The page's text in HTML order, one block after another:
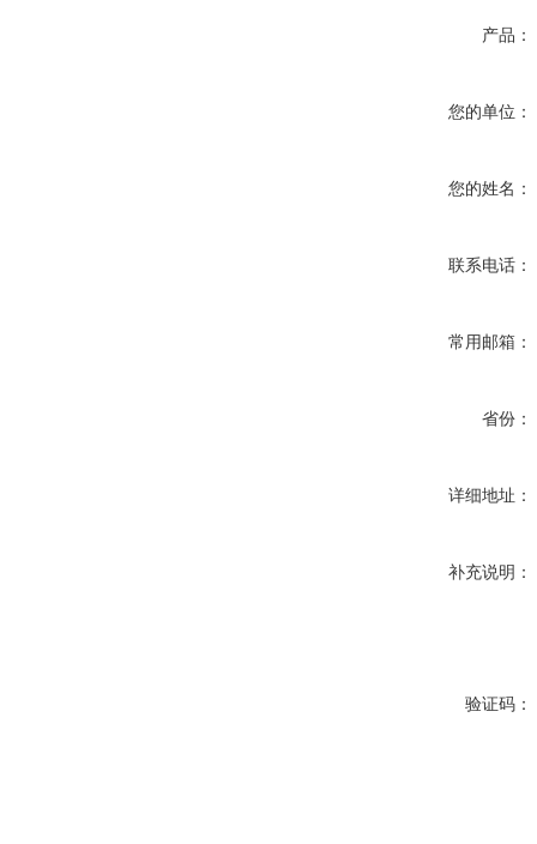
产品：
您的单位：
您的姓名：
联系电话：
常用邮箱：
省份：
详细地址：
补充说明：
验证码：